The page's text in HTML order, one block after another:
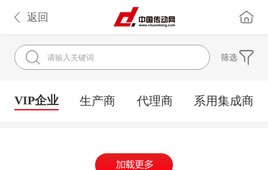
返回
筛选
VIP企业 生产商 代理商 系用集成商